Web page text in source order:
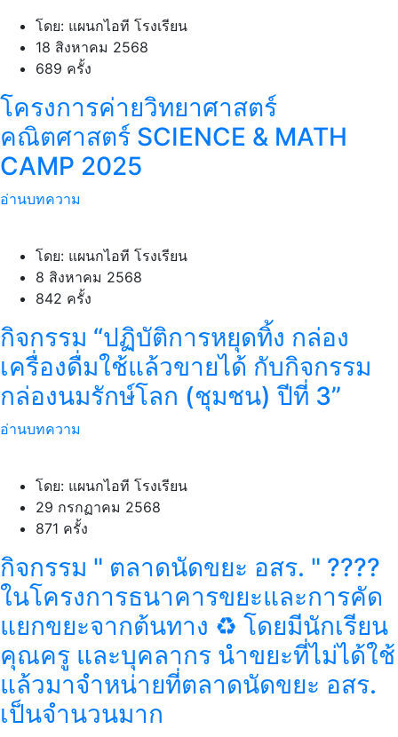
โดย: แผนกไอที โรงเรียน
18 สิงหาคม 2568
689 ครั้ง
โครงการค่ายวิทยาศาสตร์
คณิตศาสตร์ SCIENCE & MATH
CAMP 2025
อ่านบทความ
โดย: แผนกไอที โรงเรียน
8 สิงหาคม 2568
842 ครั้ง
กิจกรรม “ปฏิบัติการหยุดทิ้ง กล่อง
เครื่องดื่มใช้แล้วขายได้ กับกิจกรรม
กล่องนมรักษ์โลก (ชุมชน) ปีที่ 3”
อ่านบทความ
โดย: แผนกไอที โรงเรียน
29 กรกฏาคม 2568
871 ครั้ง
กิจกรรม " ตลาดนัดขยะ อสร. " ????
ในโครงการธนาคารขยะและการคัด
แยกขยะจากต้นทาง ♻️ โดยมีนักเรียน
คุณครู และบุคลากร นำขยะที่ไม่ได้ใช้
แล้วมาจำหน่ายที่ตลาดนัดขยะ อสร.
เป็นจำนวนมาก